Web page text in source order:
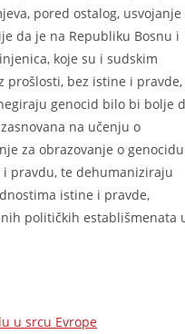
pored ostalog, usvojanje
da je na Republiku Bosnu i
koje su i sudskim
prošlosti, bez istine i pravde,
genocid bilo bi bolje
na učenju o
za obrazovanje o genocidu
pravdu, te dehumaniziraju
istine i pravde,
političkih establišmenata
u srcu Evrope